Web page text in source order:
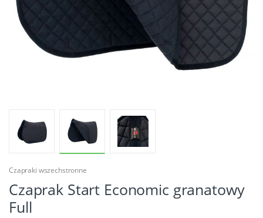
Czapraki wszechstronne
Czaprak Start Economic granatowy
Full